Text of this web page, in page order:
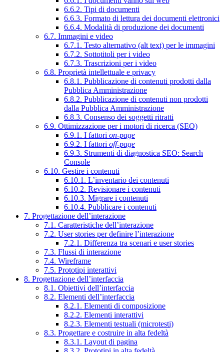
6.6.2. Tipi di documenti
6.6.3. Formato di lettura dei documenti elettronici
6.6.4. Modalità di produzione dei documenti
6.7. Immagini e video
6.7.1. Testo alternativo (alt text) per le immagini
6.7.2. Sottotitoli per i video
6.7.3. Trascrizioni per i video
6.8. Proprietà intellettuale e privacy
6.8.1. Pubblicazione di contenuti prodotti dalla
Pubblica Amministrazione
6.8.2. Pubblicazione di contenuti non prodotti
dalla Pubblica Amministrazione
6.8.3. Consenso dei soggetti ritratti
6.9. Ottimizzazione per i motori di ricerca (SEO)
6.9.1. I fattori on-page
6.9.2. I fattori off-page
6.9.3. Strumenti di diagnostica SEO: Search
Console
6.10. Gestire i contenuti
6.10.1. L’inventario dei contenuti
6.10.2. Revisionare i contenuti
6.10.3. Migrare i contenuti
6.10.4. Pubblicare i contenuti
7. Progettazione dell’interazione
7.1. Caratteristiche dell’interazione
7.2. User stories per definire l’interazione
7.2.1. Differenza tra scenari e user stories
7.3. Flussi di interazione
7.4. Wireframe
7.5. Prototipi interattivi
8. Progettazione dell’interfaccia
8.1. Obiettivi dell’interfaccia
8.2. Elementi dell’interfaccia
8.2.1. Elementi di composizione
8.2.2. Elementi interattivi
8.2.3. Elementi testuali (microtesti)
8.3. Progettare e costruire in alta fedeltà
8.3.1. Layout di pagina